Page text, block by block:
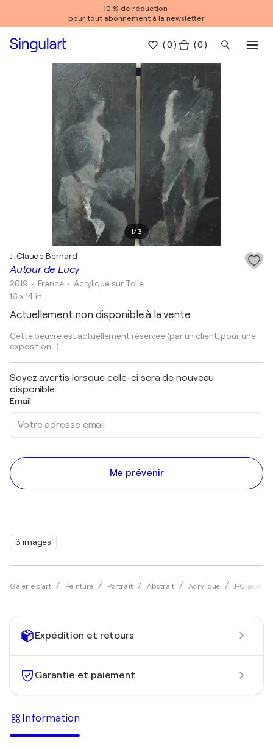
10 % de réduction
pour tout abonnement à la newsletter
(0 ) ( 0 )
1/3
3 images
Galerie d'art Peinture Portrait Abstrait Acrylique J-Claude
Autour de Lucy
J-Claude Bernard
2019 • France •Acrylique sur Toile
16 x 14 in
Actuellement non disponible à la vente
Cette oeuvre est actuellement réservée (par un client, pour une
exposition...).
Soyez avertis lorsque celle-ci sera de nouveau
disponible.
Email
Me prévenir
Expédition et retours
Garantie et paiement
Information